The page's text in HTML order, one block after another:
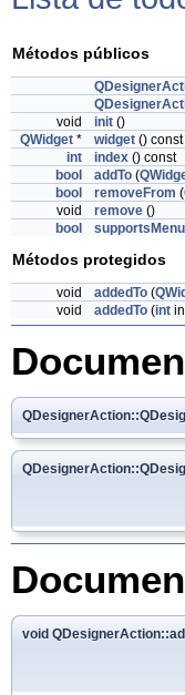
Métodos públicos
void
init ()
QWidget * widget () const
int
index () const
bool
addTo (
bool
removeFrom (
void
remove ()
bool
supportsMenu
Métodos protegidos
void addedTo (
void
addedTo (int
void